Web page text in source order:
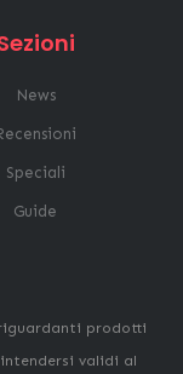
News
Speciali
Guide
prodotti
validi al